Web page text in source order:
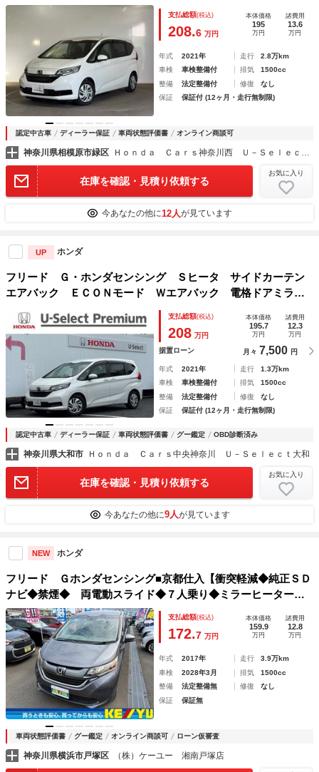
ーディオ ミュージックラック ＵＳＢ 純正ドライブレコー
ダー ドアバイザー シートヒーター 両電動ドア アイドル
Ｓ 半革
支払総額(税込)
208.6 万円
本体価格
195
万円
諸費用
13.6
万円
年式 2021年 走行
2.8万km
車検
車検整備付 排気
1500cc
整備
法定整備付 修復
なし
保証
保証付 (12ヶ月・走行無制限)
認定中古車 ディーラー保証 車両状態評価書 オンライン商談可
神奈川県相模原市緑区 Ｈｏｎｄａ Ｃａｒｓ神奈川西 Ｕ－Ｓｅｌｅｃｔ相模原橋本
在庫を確認・見積り依頼する
お気に入り
今あなたの他に12人が見ています
UP ホンダ
フリード Ｇ・ホンダセンシング Ｓヒータ サイドカーテン
エアバック ＥＣＯＮモード Ｗエアバック 電格ドアミラ
ー スマートキーＰスタート アクティブクルーズコントロー
ル Ｆセグ セキュリティアラーム リアカメ
支払総額(税込)
208 万円
本体価格
195.7
万円
諸費用
12.3
万円
据置ローン 月々 7,500 円
年式 2021年 走行
1.3万km
車検
車検整備付 排気
1500cc
整備
法定整備付 修復
なし
保証
保証付 (12ヶ月・走行無制限)
認定中古車 ディーラー保証 車両状態評価書 グー鑑定 OBD診断済み
神奈川県大和市 Ｈｏｎｄａ Ｃａｒｓ中央神奈川 Ｕ－Ｓｅｌｅｃｔ大和
在庫を確認・見積り依頼する
お気に入り
今あなたの他に9人が見ています
NEW ホンダ
フリード Ｇホンダセンシング■京都仕入【衝突軽減◆純正ＳＤ
ナビ◆禁煙◆ 両電動スライド◆７人乗り◆ミラーヒーター◆
ワイパーデアイサー】【追従クルコン◆ナビ連動ＥＴＣ◆車線
逸脱警報◆Ｂカメラ◆ステリモ◆オートエアコン】【ＣＤ／Ｄ
ＶＤ／ＢＴ／ＡｐｐｌｅＣａｒＰｌａｙ◆保証書】
支払総額(税込)
172.7 万円
本体価格
159.9
万円
諸費用
12.8
万円
年式 2017年 走行
3.9万km
車検
2028年3月 排気
1500cc
整備
法定整備無 修復
なし
保証
保証無
車両状態評価書 グー鑑定 オンライン商談可 ローン仮審査
神奈川県横浜市戸塚区 （株）ケーユー 湘南戸塚店